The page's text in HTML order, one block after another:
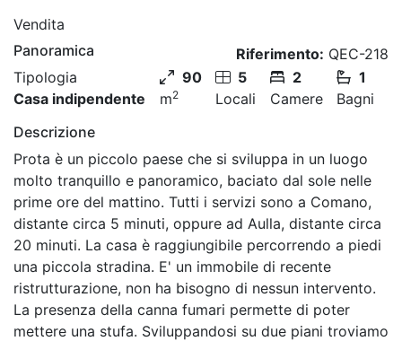
Vendita
Panoramica
Riferimento: QEC-218
Tipologia
Casa indipendente
90
m2
5
Locali
2
Camere
1
Bagni
Descrizione
Prota è un piccolo paese che si sviluppa in un luogo
molto tranquillo e panoramico, baciato dal sole nelle
prime ore del mattino. Tutti i servizi sono a Comano,
distante circa 5 minuti, oppure ad Aulla, distante circa
20 minuti. La casa è raggiungibile percorrendo a piedi
una piccola stradina. E' un immobile di recente
ristrutturazione, non ha bisogno di nessun intervento.
La presenza della canna fumari permette di poter
mettere una stufa. Sviluppandosi su due piani troviamo